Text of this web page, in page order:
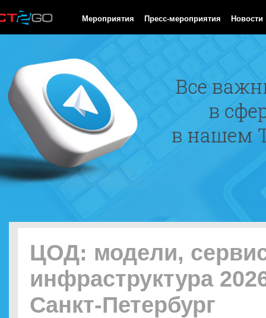
Мероприятия Пресс-мероприятия Новости
ЦОД: модели,
инфраструктура
Санкт-Петербург